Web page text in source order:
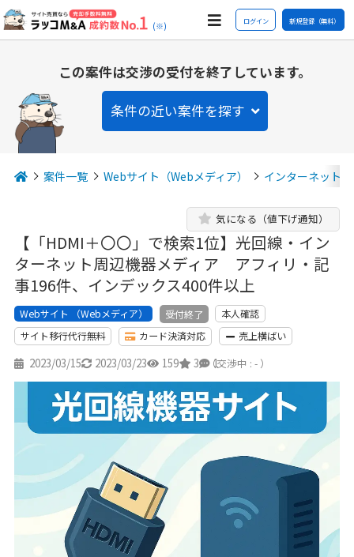
(※) ログイン 新規登録（無料）
この案件は交渉の受付を終了しています。
条件の近い案件を探す
案件一覧 Webサイト（Webメディア） インターネット
【「HDMI＋〇〇」で検索1位】光回線・イン
ターネット周辺機器メディア アフィリ・記
事196件、インデックス400件以上
気になる（値下げ通知）
Webサイト （Webメディア） 受付終了
本人確認
サイト移行代行無料
カード決済対応 売上横ばい
2023/03/15 2023/03/23 159 3 1
（交渉中 : - ）